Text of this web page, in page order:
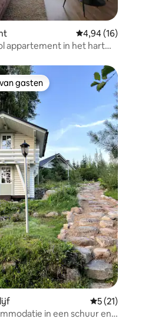
4,8 op 5, 138 recensies
Gemiddelde
4,94 (16)
appartement in het hart
4,92 op 5, 25 recensies
van gasten
gasten
Gemiddelde
5 (21)
in een schuur en